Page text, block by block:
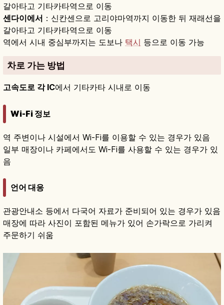
갈아타고 기타카타역으로 이동
센다이에서 ：신칸센으로 고리야마역까지 이동한 뒤 재래선을
갈아타고 기타카타역으로 이동
역에서 시내 중심부까지는 도보나 택시 등으로 이동 가능
차로 가는 방법
고속도로 각 IC에서 기타카타 시내로 이동
Wi-Fi 정보
역 주변이나 시설에서 Wi-Fi를 이용할 수 있는 경우가 있음
일부 매장이나 카페에서도 Wi-Fi를 사용할 수 있는 경우가 있
음
언어 대응
관광안내소 등에서 다국어 자료가 준비되어 있는 경우가 있음
매장에 따라 사진이 포함된 메뉴가 있어 손가락으로 가리켜
주문하기 쉬움